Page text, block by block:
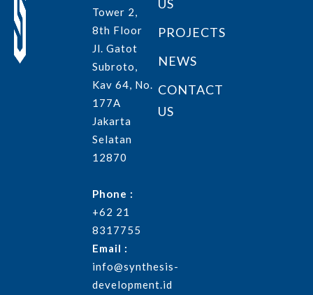
Tower 2,
8th Floor
Jl. Gatot
Subroto,
Kav 64, No.
177A
Jakarta
Selatan
12870
Phone :
+62 21
8317755
Email :
info@synthesis-
development.id
US
PROJECTS
NEWS
CONTACT
US